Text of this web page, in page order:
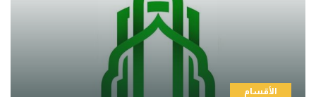
الأقسام